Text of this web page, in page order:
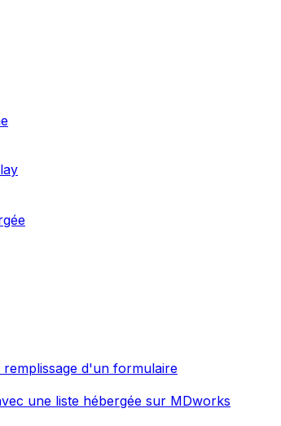
d'un formulaire
une liste hébergée sur MDworks